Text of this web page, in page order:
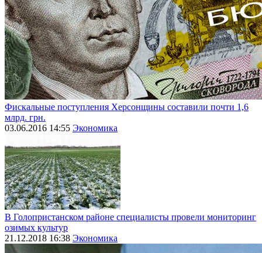
Фискальные поступления Херсонщины составили почти 1,6
млрд. грн.
03.06.2016 14:55 Экономика
В Голопристанском районе специалисты провели мониторинг
озимых культур
21.12.2018 16:38 Экономика